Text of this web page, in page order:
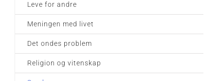
Leve for andre
Meningen med livet
Det ondes problem
Religion og vitenskap